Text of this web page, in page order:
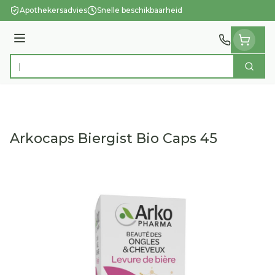
Ga naar de inhoud
Apothekersadvies Snelle beschikbaarheid
Menu
Product, merk, categorie... Zoek
Arkocaps Biergist Bio Caps 45